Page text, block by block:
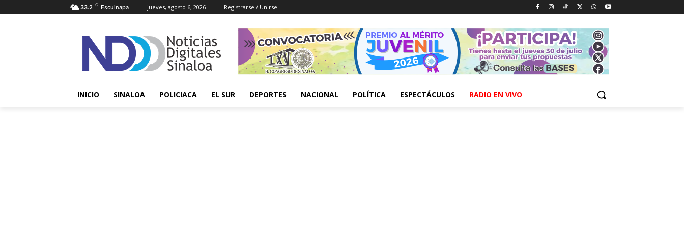
33.2 C Escuinapa jueves, agosto 6, 2026 Registrarse / Unirse
INICIO SINALOA POLICIACA EL SUR DEPORTES NACIONAL POLÍTICA ESPECTÁCULOS RADIO EN VIVO